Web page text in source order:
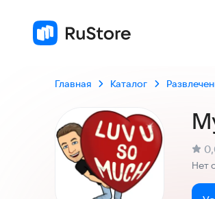
Главная Каталог
Нет